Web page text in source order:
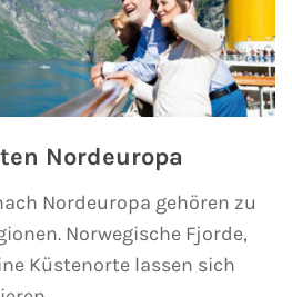
Nordeuropa
Nordeuropa gehören zu
Norwegische Fjorde,
Küstenorte lassen sich